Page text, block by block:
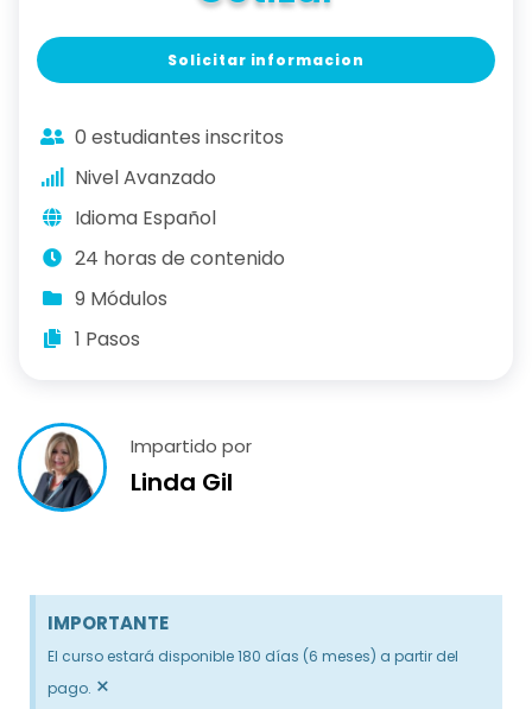
Solicitar informacion
0 estudiantes inscritos
Nivel Avanzado
Idioma Español
24 horas de contenido
9 Módulos
1 Pasos
Impartido por
Linda Gil
IMPORTANTE
El curso estará disponible 180 días (6 meses) a partir del
pago. ×